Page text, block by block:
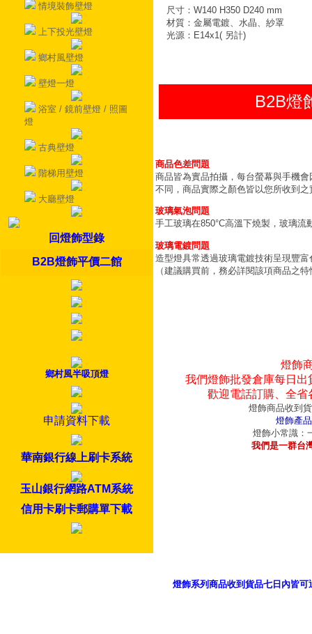
情境裝飾壁燈
上下投光壁燈
鄉村風壁燈
壁燈一燈
浴室 / 鏡前壁燈 / 照圖
燈
古典壁燈
階梯用壁燈
大廳壁燈
回燈飾型錄
B2B燈飾平價二館
鄉村風半吸頂燈
申請資料下載
華南銀行線上刷卡系統
玉山銀行網路ATM系統
信用卡刷卡郵購單下載
尺寸：W140 H350 D240 mm
材質：金屬電鍍、水晶、紗罩
光源：E14x1( 另計)
B2B燈
商品色差問題
商品皆為實品拍攝，每台螢幕與手機
不同，商品實際之顏色皆以您所收到之
玻璃氣泡問題
手工玻璃在850°C高溫下燒製，玻璃
玻璃電鍍問題
造型燈具常透過玻璃電鍍技術呈現豐
（建議購買前，務必詳閱該項商品之
燈飾
我們燈飾批發倉庫每日
歡迎電話訂購、全
燈飾商品收到
燈飾產
燈飾小常識：
我們是一群台
燈飾系列商品收到貨品七日內皆